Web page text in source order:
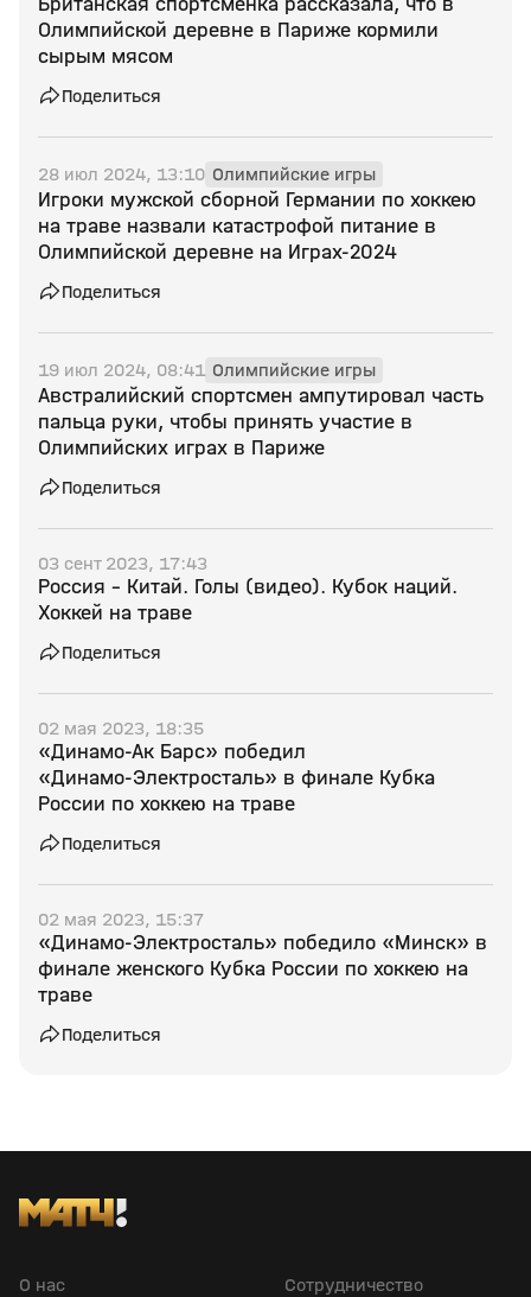
Олимпийской деревне в Париже кормили
сырым мясом
Поделиться
28 июл 2024, 13:10 Олимпийские игры
Игроки мужской сборной Германии по хоккею
на траве назвали катастрофой питание в
Олимпийской деревне на Играх‑2024
Поделиться
19 июл 2024, 08:41 Олимпийские игры
Австралийский спортсмен ампутировал часть
пальца руки, чтобы принять участие в
Олимпийских играх в Париже
Поделиться
03 сент 2023, 17:43
Россия - Китай. Голы (видео). Кубок наций.
Хоккей на траве
Поделиться
02 мая 2023, 18:35
«Динамо‑Ак Барс» победил
«Динамо‑Электросталь» в финале Кубка
России по хоккею на траве
Поделиться
02 мая 2023, 15:37
«Динамо-Электросталь» победило «Минск» в
финале женского Кубка России по хоккею на
траве
Поделиться
О нас
Сотрудничество